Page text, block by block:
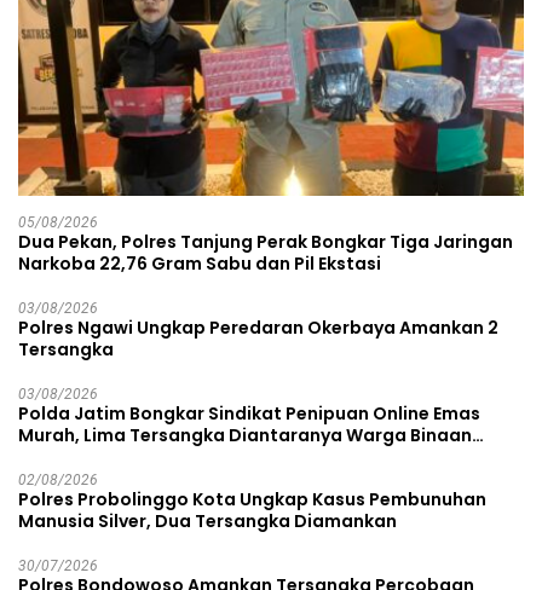
05/08/2026
Dua Pekan, Polres Tanjung Perak Bongkar Tiga Jaringan
Narkoba 22,76 Gram Sabu dan Pil Ekstasi
03/08/2026
Polres Ngawi Ungkap Peredaran Okerbaya Amankan 2
Tersangka
03/08/2026
Polda Jatim Bongkar Sindikat Penipuan Online Emas
Murah, Lima Tersangka Diantaranya Warga Binaan
02/08/2026
Polres Probolinggo Kota Ungkap Kasus Pembunuhan
Manusia Silver, Dua Tersangka Diamankan
30/07/2026